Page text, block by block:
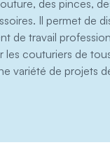
des pinces,
Il permet de
de travail
les couturiers de
variété de projets